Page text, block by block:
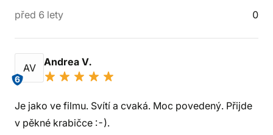
před 6 lety 0
AV
6
Andrea V.
Je jako ve filmu. Svítí a cvaká. Moc povedený. Přijde
v pěkné krabičce :-).